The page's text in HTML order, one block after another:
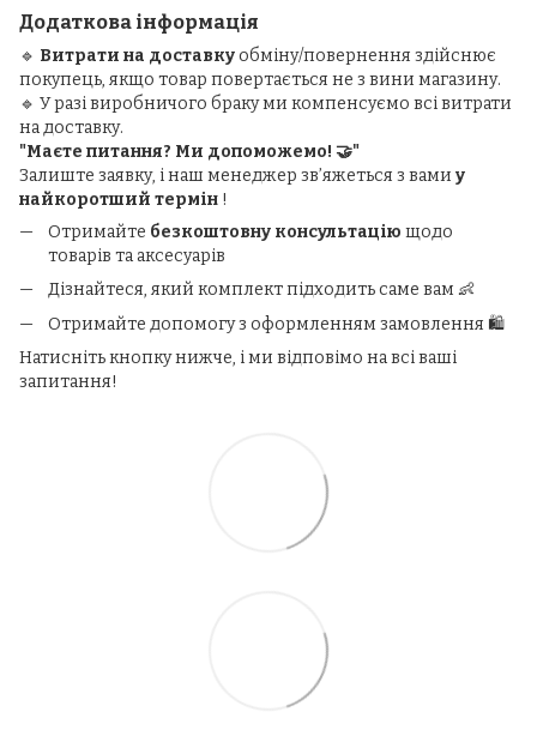
Додаткова інформація
🔹 Витрати на доставкуобміну/повернення здійснює
покупець, якщо товар повертається не з вини магазину.
🔹 У разі виробничого браку ми компенсуємо всі витрати
на доставку.
"Маєте питання? Ми допоможемо! 🤝"
Залиште заявку, і наш менеджер зв’яжеться з вами у
найкоротший термін !
Отримайте безкоштовну консультацію щодо
товарів та аксесуарів
Дізнайтеся, який комплект підходить саме вам 👶
Отримайте допомогу з оформленням замовлення 🛍️
Натисніть кнопку нижче, і ми відповімо на всі ваші
запитання!